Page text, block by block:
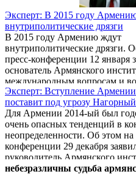
Эксперт: В 2015 году
внутриполитические дрязги
В 2015 году Армению ждут
внутриполитические дрязги.
пресс-конференции 12 января
основатель Армянского
международным вопросам и
безопасности, эксперт Степан
Эксперт: Вступление
поставит под угрозу
Для Армении 2014-ый был
очень опасных тенденций в
неопределенности. Об этом на
конференции 29 декабря
руководитель Армянского
международным вопросам и
небезразличны судьба